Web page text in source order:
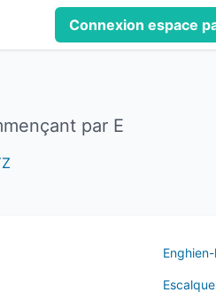
Connexion espace
par E
Z